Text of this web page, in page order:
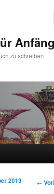
zu schreiben
←
2013